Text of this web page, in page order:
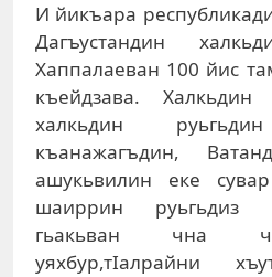
И йикъара
Дагъустандин
Хаппалаеван 100 йис
къейдзава.
халкьдин
къанажагъдин,
ашукьвилин еке
шаиррин руьгьдиз
гьакьван чна
уяхбур,тIалрайни